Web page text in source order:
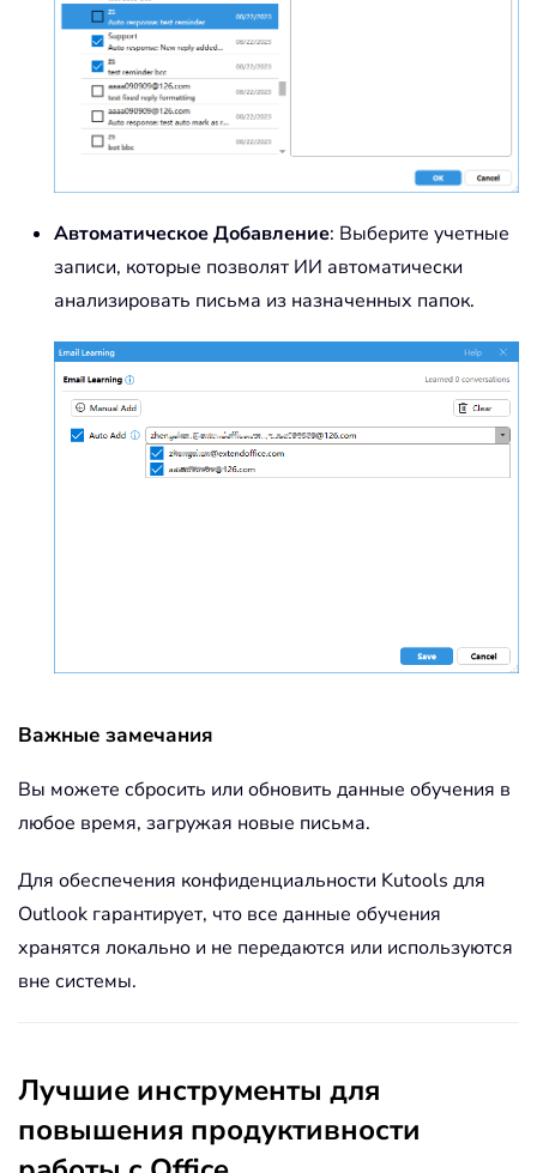
Автоматическое Добавление: Выберите учетные
записи, которые позволят ИИ автоматически
анализировать письма из назначенных папок.
Важные замечания
Вы можете сбросить или обновить данные обучения в
любое время, загружая новые письма.
Для обеспечения конфиденциальности Kutools для
Outlook гарантирует, что все данные обучения
хранятся локально и не передаются или используются
вне системы.
Лучшие инструменты для
повышения продуктивности